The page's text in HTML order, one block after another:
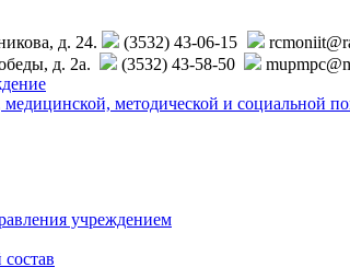
д. 24. (3532) 43-06-15
д. 2а.
(3532) 43-58-50
медицинской, методической и
учреждением